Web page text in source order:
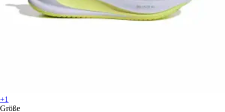
+1
Größe